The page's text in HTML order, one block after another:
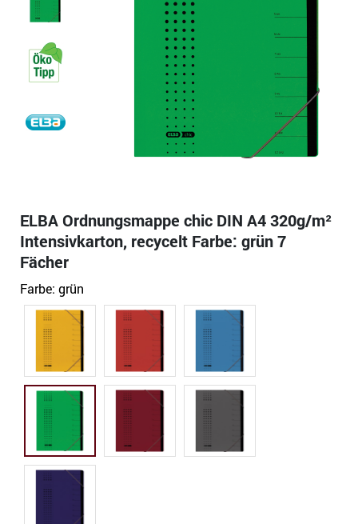
ELBA Ordnungsmappe chic DIN A4 320g/m²
Intensivkarton, recycelt Farbe: grün 7
Fächer
Farbe: grün